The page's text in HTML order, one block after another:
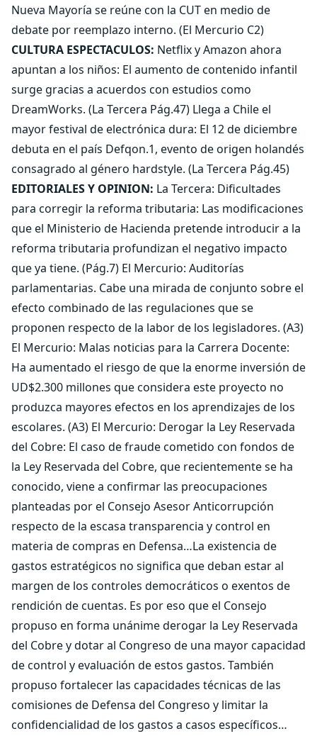
Nueva Mayoría se reúne con la CUT en medio de
debate por reemplazo interno. (El Mercurio C2)
CULTURA ESPECTACULOS: Netflix y Amazon ahora
apuntan a los niños: El aumento de contenido infantil
surge gracias a acuerdos con estudios como
DreamWorks. (La Tercera Pág.47) Llega a Chile el
mayor festival de electrónica dura: El 12 de diciembre
debuta en el país Defqon.1, evento de origen holandés
consagrado al género hardstyle. (La Tercera Pág.45)
EDITORIALES Y OPINION: La Tercera: Dificultades
para corregir la reforma tributaria: Las modificaciones
que el Ministerio de Hacienda pretende introducir a la
reforma tributaria profundizan el negativo impacto
que ya tiene. (Pág.7) El Mercurio: Auditorías
parlamentarias. Cabe una mirada de conjunto sobre el
efecto combinado de las regulaciones que se
proponen respecto de la labor de los legisladores. (A3)
El Mercurio: Malas noticias para la Carrera Docente:
Ha aumentado el riesgo de que la enorme inversión de
UD$2.300 millones que considera este proyecto no
produzca mayores efectos en los aprendizajes de los
escolares. (A3) El Mercurio: Derogar la Ley Reservada
del Cobre: El caso de fraude cometido con fondos de
la Ley Reservada del Cobre, que recientemente se ha
conocido, viene a confirmar las preocupaciones
planteadas por el Consejo Asesor Anticorrupción
respecto de la escasa transparencia y control en
materia de compras en Defensa…La existencia de
gastos estratégicos no significa que deban estar al
margen de los controles democráticos o exentos de
rendición de cuentas. Es por eso que el Consejo
propuso en forma unánime derogar la Ley Reservada
del Cobre y dotar al Congreso de una mayor capacidad
de control y evaluación de estos gastos. También
propuso fortalecer las capacidades técnicas de las
comisiones de Defensa del Congreso y limitar la
confidencialidad de los gastos a casos específicos…